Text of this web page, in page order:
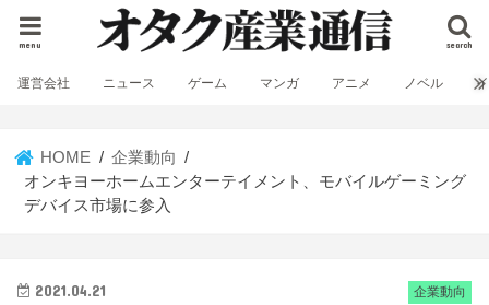
search
menu
運営会社 ニュース ゲーム マンガ アニメ ノベル
HOME
企業動向
オンキヨーホームエンターテイメント、モバイルゲーミング
デバイス市場に参入
企業動向
2021.04.21